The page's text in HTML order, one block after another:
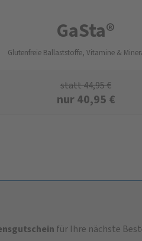
GaSta®
Glutenfreie Ballaststoffe, Vitamine &
statt44,95€
nur40,95 €
für Ihre nächste